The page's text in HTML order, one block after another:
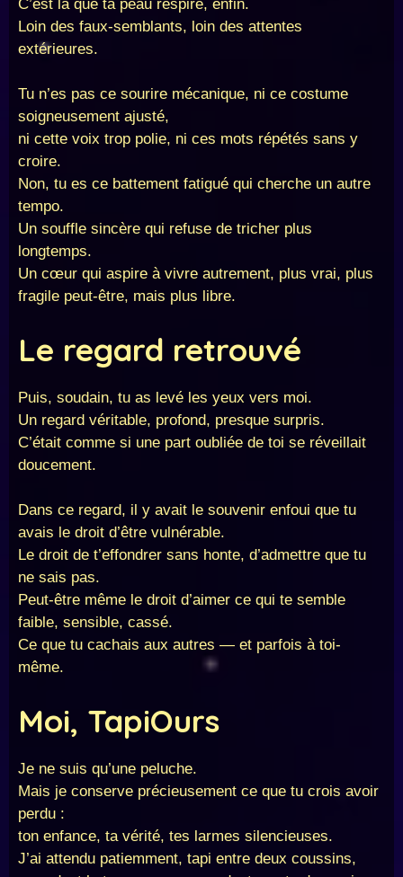
C’est là que ta peau respire, enfin.
Loin des faux-semblants, loin des attentes
extérieures.
Tu n’es pas ce sourire mécanique, ni ce costume
soigneusement ajusté,
ni cette voix trop polie, ni ces mots répétés sans y
croire.
Non, tu es ce battement fatigué qui cherche un autre
tempo.
Un souffle sincère qui refuse de tricher plus
longtemps.
Un cœur qui aspire à vivre autrement, plus vrai, plus
fragile peut-être, mais plus libre.
Le regard retrouvé
Puis, soudain, tu as levé les yeux vers moi.
Un regard véritable, profond, presque surpris.
C’était comme si une part oubliée de toi se réveillait
doucement.
Dans ce regard, il y avait le souvenir enfoui que tu
avais le droit d’être vulnérable.
Le droit de t’effondrer sans honte, d’admettre que tu
ne sais pas.
Peut-être même le droit d’aimer ce qui te semble
faible, sensible, cassé.
Ce que tu cachais aux autres — et parfois à toi-
même.
Moi, TapiOurs
Je ne suis qu’une peluche.
Mais je conserve précieusement ce que tu crois avoir
perdu :
ton enfance, ta vérité, tes larmes silencieuses.
J’ai attendu patiemment, tapi entre deux coussins,